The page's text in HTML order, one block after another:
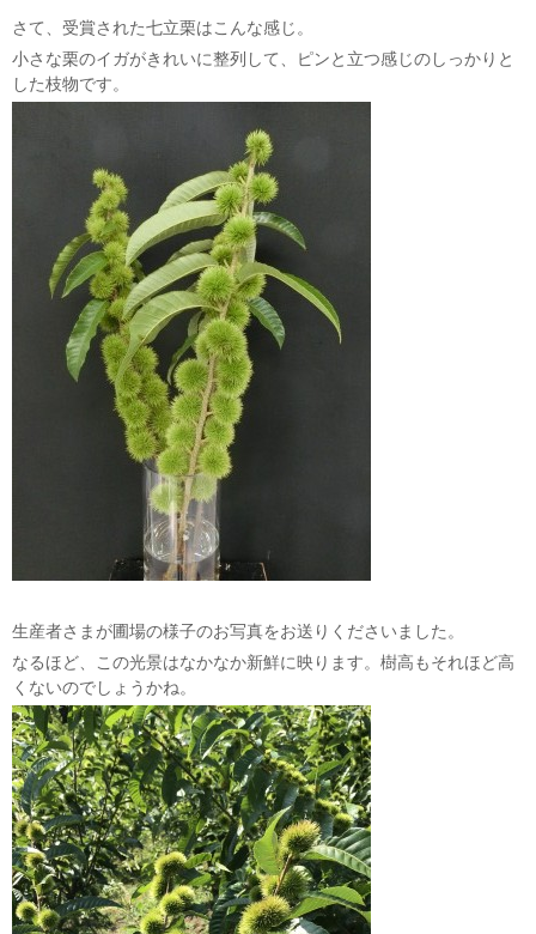
さて、受賞された七立栗はこんな感じ。
小さな栗のイガがきれいに整列して、ピンと立つ感じのしっかりと
した枝物です。
生産者さまが圃場の様子のお写真をお送りくださいました。
なるほど、この光景はなかなか新鮮に映ります。樹高もそれほど高
くないのでしょうかね。